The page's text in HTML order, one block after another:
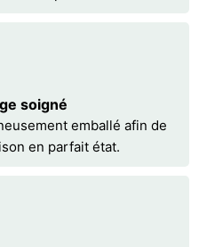
soigné
emballé afin de
en parfait état.